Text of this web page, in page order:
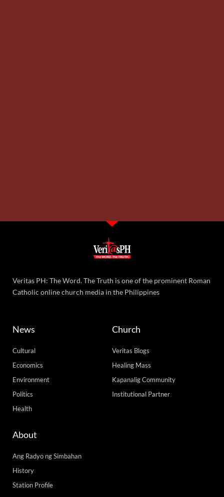
Veritas PH: The Word. The Truth is one of the prominent Roman
Catholic online church media in the Philippines
News
Cultural
Economics
Environment
Politics
Health
Church
Veritas Blogs
Healing Mass
Kapanalig Community
Institutional Partner
About
Ang Radyo ng Simbahan
History
Station Profile